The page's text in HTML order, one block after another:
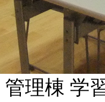
理棟 学